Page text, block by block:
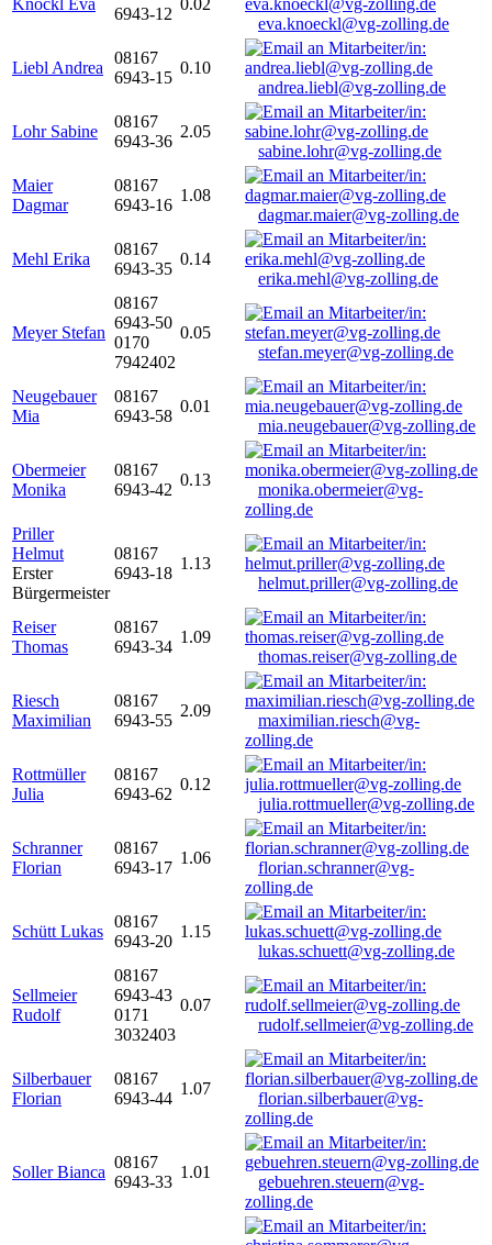
Knöckl Eva
6943-12
0.02
eva.knoeckl@vg-zolling.de
Liebl Andrea
08167
6943-15
0.10
andrea.liebl@vg-zolling.de
Lohr Sabine
08167
6943-36
2.05
sabine.lohr@vg-zolling.de
Maier
Dagmar
08167
6943-16
1.08
dagmar.maier@vg-zolling.de
Mehl Erika
08167
6943-35
0.14
erika.mehl@vg-zolling.de
Meyer Stefan
08167
6943-50
0170
7942402
0.05
stefan.meyer@vg-zolling.de
Neugebauer
Mia
08167
6943-58
0.01
mia.neugebauer@vg-zolling.de
Obermeier
Monika
08167
6943-42
0.13
monika.obermeier@vg-
zolling.de
Priller
Helmut
Erster
Bürgermeister
08167
6943-18
1.13
helmut.priller@vg-zolling.de
Reiser
Thomas
08167
6943-34
1.09
thomas.reiser@vg-zolling.de
Riesch
Maximilian
08167
6943-55
2.09
maximilian.riesch@vg-
zolling.de
Rottmüller
Julia
08167
6943-62
0.12
julia.rottmueller@vg-zolling.de
Schranner
Florian
08167
6943-17
1.06
florian.schranner@vg-
zolling.de
Schütt Lukas
08167
6943-20
1.15
lukas.schuett@vg-zolling.de
Sellmeier
Rudolf
08167
6943-43
0171
3032403
0.07
rudolf.sellmeier@vg-zolling.de
Silberbauer
Florian
08167
6943-44
1.07
florian.silberbauer@vg-
zolling.de
Soller Bianca
08167
6943-33
1.01
gebuehren.steuern@vg-
zolling.de